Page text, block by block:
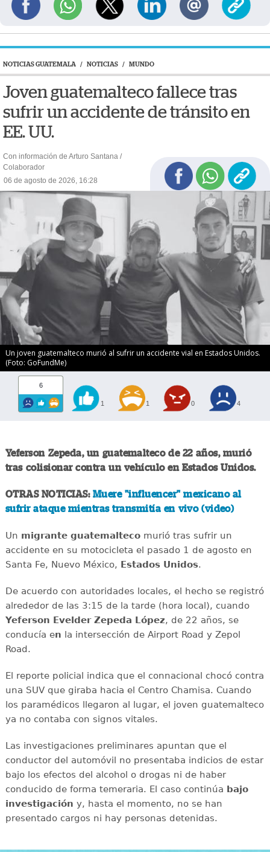
NOTICIAS GUATEMALA / NOTICIAS / MUNDO
Joven guatemalteco fallece tras
sufrir un accidente de tránsito en
EE. UU.
Con información de Arturo Santana /
Colaborador
06 de agosto de 2026, 16:28
Un joven guatemalteco murió al sufrir un accidente vial en Estados Unidos.
(Foto: GoFundMe)
6
1 1 0 4
Yeferson Zepeda, un guatemalteco de 22 años, murió
tras colisionar contra un vehículo en Estados Unidos.
OTRAS NOTICIAS: Muere "influencer" mexicano al
sufrir ataque mientras transmitía en vivo (video)
Un migrante guatemaltecomurió tras sufrir un
accidente en su motocicleta el pasado 1 de agosto en
Santa Fe, Nuevo México, Estados Unidos.
De acuerdo con autoridades locales, el hecho se registró
alrededor de las 3:15 de la tarde (hora local), cuando
Yeferson Evelder Zepeda López, de 22 años, se
conducía en la intersección de Airport Road y Zepol
Road.
El reporte policial indica que el connacional chocó contra
una SUV que giraba hacia el Centro Chamisa. Cuando
los paramédicos llegaron al lugar, el joven guatemalteco
ya no contaba con signos vitales.
Las investigaciones preliminares apuntan que el
conductor del automóvil no presentaba indicios de estar
bajo los efectos del alcohol o drogas ni de haber
conducido de forma temeraria. El caso continúa bajo
investigación y, hasta el momento, no se han
presentado cargos ni hay personas detenidas.